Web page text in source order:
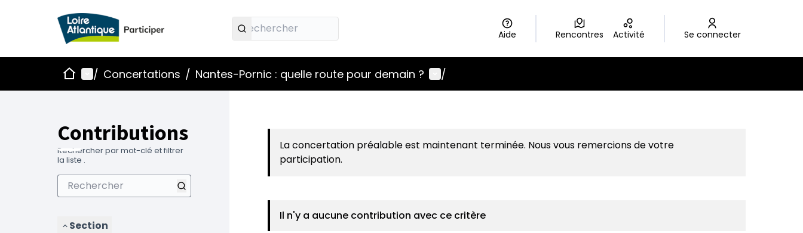
Aide Rencontres Activité Se connecter
AccueilMenu principal
/ Concertations / Nantes-Pornic : quelle route pour demain ? Menu utilisateur
/
Contributions
Rechercher par mot-clé et filtrer
la liste .
Section
La concertation préalable est maintenant terminée. Nous vous remercions de votre
participation.
Il n'y a aucune contribution avec ce critère